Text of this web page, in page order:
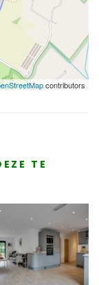
contributors
TE